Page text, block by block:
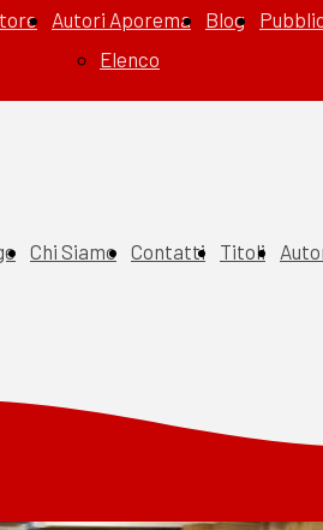
Autori Aporema
Elenco
Blog
Chi Siamo Contatti Titoli